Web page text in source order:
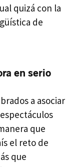
quizá con la
de
en serio
a asociar
que
el reto de
que